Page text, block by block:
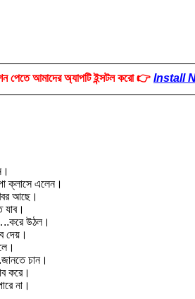
পেতে আমাদের অ্যাপটি ইন্সটল করো 👉 Install
এলেন।
আছে।
উঠল।
দেয়।
চান।
করে।
না।